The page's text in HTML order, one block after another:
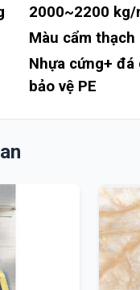
2000~2200 kg/
Màu cẩm thạch
Nhựa cứng+ đá
bảo vệ PE